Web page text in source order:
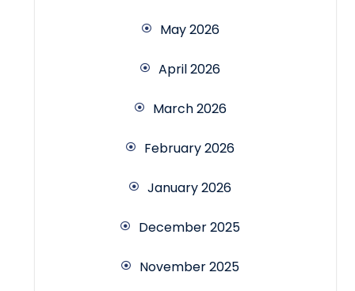
May 2026
April 2026
March 2026
February 2026
January 2026
December 2025
November 2025